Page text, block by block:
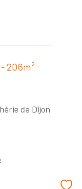
206m²
de Dijon